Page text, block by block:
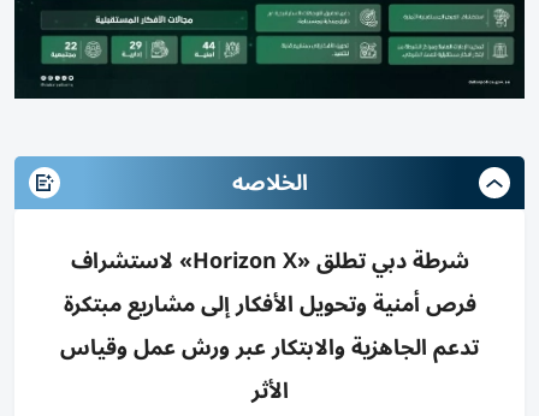
الخلاصه
شرطة دبي تطلق «Horizon X» لاستشراف
فرص أمنية وتحويل الأفكار إلى مشاريع مبتكرة
تدعم الجاهزية والابتكار عبر ورش عمل وقياس
الأثر